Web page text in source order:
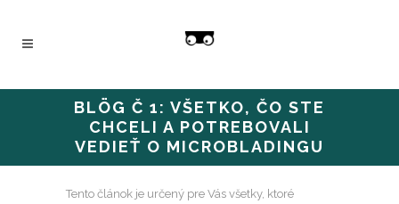
BLÖG Č 1: VŠETKO, ČO STE
CHCELI A POTREBOVALI
VEDIEŤ O MICROBLADINGU
Tento článok je určený pre Vás všetky, ktoré